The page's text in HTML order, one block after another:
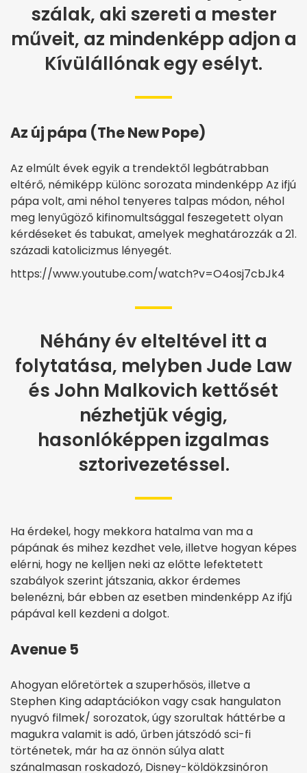
szálak, aki szereti a mester
műveit, az mindenképp adjon a
Kívülállónak egy esélyt.
Az új pápa (The New Pope)
Az elmúlt évek egyik a trendektől legbátrabban
eltérő, némiképp különc sorozata mindenképp Az ifjú
pápa volt, ami néhol tenyeres talpas módon, néhol
meg lenyűgöző kifinomultsággal feszegetett olyan
kérdéseket és tabukat, amelyek meghatározzák a 21.
századi katolicizmus lényegét.
https://www.youtube.com/watch?v=O4osj7cbJk4
Néhány év elteltével itt a
folytatása, melyben Jude Law
és John Malkovich kettősét
nézhetjük végig,
hasonlóképpen izgalmas
sztorivezetéssel.
Ha érdekel, hogy mekkora hatalma van ma a
pápának és mihez kezdhet vele, illetve hogyan képes
elérni, hogy ne kelljen neki az előtte lefektetett
szabályok szerint játszania, akkor érdemes
belenézni, bár ebben az esetben mindenképp Az ifjú
pápával kell kezdeni a dolgot.
Avenue 5
Ahogyan előretörtek a szuperhősös, illetve a
Stephen King adaptációkon vagy csak hangulaton
nyugvó filmek/ sorozatok, úgy szorultak háttérbe a
magukra valamit is adó, űrben játszódó sci-fi
történetek, már ha az önnön súlya alatt
szánalmasan roskadozó, Disney-köldökzsinóron